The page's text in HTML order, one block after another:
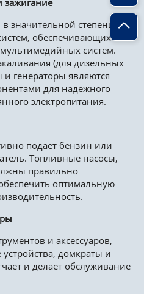
зажигание
значительной степени
обеспечивающих
мультимедийных систем.
(для дизельных
и генераторы являются
для надежного
электропитания.
подает бензин или
Топливные насосы,
правильно
оптимальную
и аксессуаров,
устройства, домкраты и
и делает обслуживание